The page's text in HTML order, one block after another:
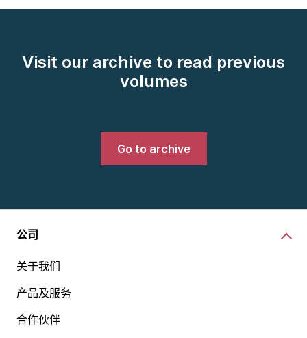
Visit our archive to read previous
volumes
Go to archive
公司
关于我们
产品及服务
合作伙伴